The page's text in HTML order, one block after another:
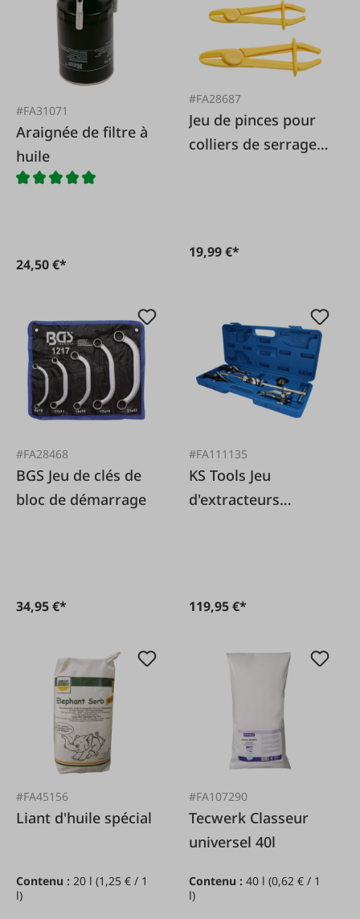
#FA31071
Araignée de filtre à
huile
24,50 €*
#FA28687
Jeu de pinces pour
colliers de serrage,
19,99 €*
#FA28468
BGS Jeu de clés de
bloc de démarrage
34,95 €*
#FA111135
KS Tools Jeu
d'extracteurs
119,95 €*
#FA45156
Liant d'huile spécial
Contenu : 20 l (1,25 € / 1
l)
#FA107290
Tecwerk Classeur
universel 40l
Contenu :40 l(0,62 € / 1
l)